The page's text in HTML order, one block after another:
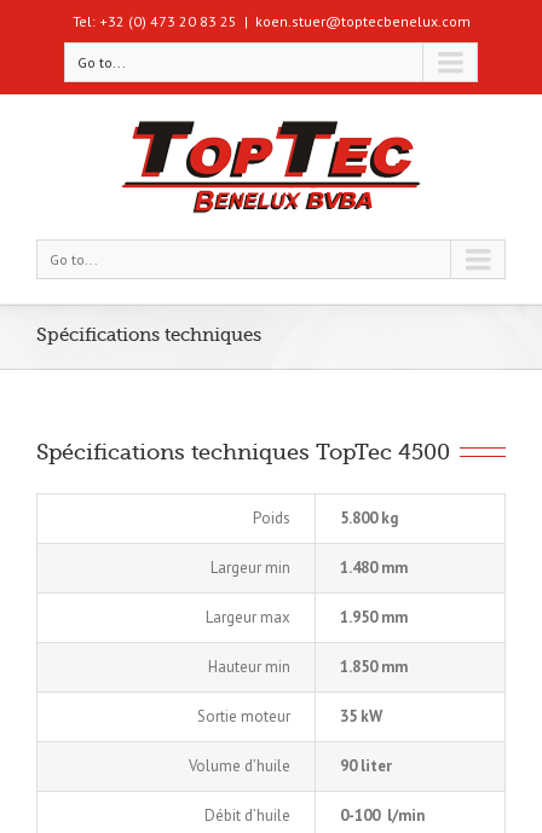
Tel: +32 (0) 473 20 83 25 | koen.stuer@toptecbenelux.com
Go to...
Go to...
Spécifications techniques
Spécifications techniques TopTec 4500
Poids 5.800 kg
Largeur min 1.480 mm
Largeur max 1.950 mm
Hauteur min 1.850 mm
Sortie moteur 35 kW
Volume d’huile 90 liter
Débit d’huile 0-100 l/min